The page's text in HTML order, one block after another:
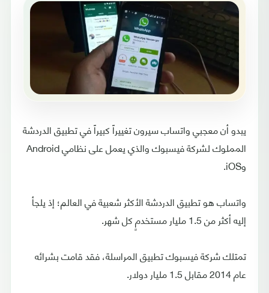
يبدو أن معجبي واتساب سيرون تغييراً كبيراً في تطبيق الدردشة
المملوك لشركة فيسبوك والذي يعمل على نظامي Android
وiOS.
واتساب هو تطبيق الدردشة الأكثر شعبية في العالم؛ إذ يلجأ
إليه أكثر من 1.5 مليار مستخدمٍ كل شهر.
تمتلك شركة فيسبوك تطبيق المراسلة، فقد قامت بشرائه
عام 2014 مقابل 1.5 مليار دولار.